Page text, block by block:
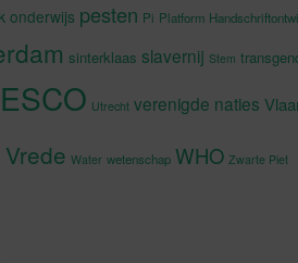
onderwijs pesten Pi Platform
sinterklaas slavernij Stem
Utrecht verenigde naties
Vrede Water wetenschap WHO Zwarte Piet